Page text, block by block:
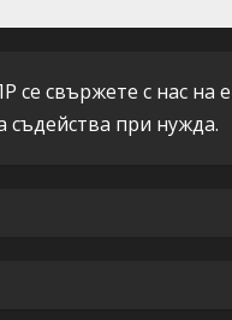
се свържете с нас на
съдейства при нужда.